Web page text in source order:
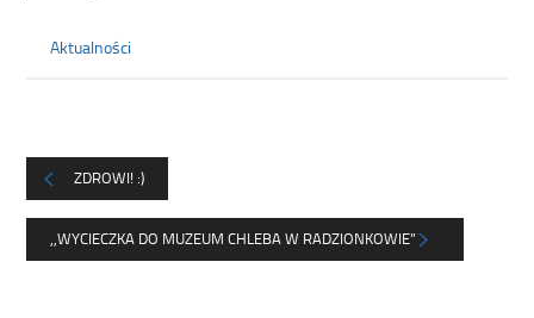
Aktualności
ZDROWI! :)
,,WYCIECZKA DO MUZEUM CHLEBA W RADZIONKOWIE”